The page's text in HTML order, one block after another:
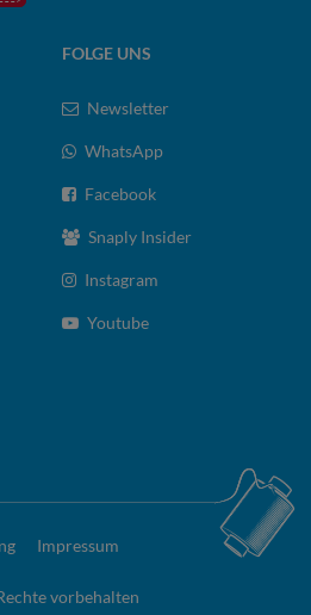
FOLGE UNS
Newsletter
WhatsApp
Facebook
Snaply Insider
Instagram
Youtube
Impressum
vorbehalten